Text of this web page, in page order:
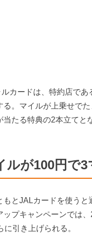
カードは、特約店で
。マイルが上乗せで
たる特典の2本立てと
ルが100円で3
とJALカードを使う
プキャンペーンでは
引き上げられる。